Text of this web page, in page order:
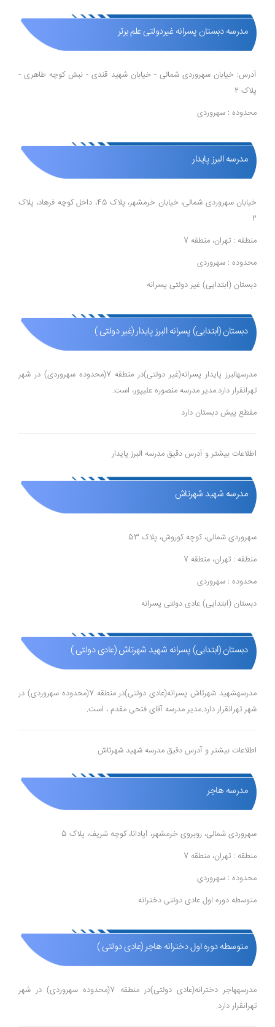
مدرسه دبستان پسرانه غیردولتی علم برتر
آدرس: خیابان سهروردی شمالی - خیابان شهید قندی - نبش کوچه طاهری -
پلاک 2
محدوده : سهروردی
مدرسه البرز پایدار
خیابان سهروردی شمالی، خیابان خرمشهر، پلاک 45، داخل کوچه فرهاد، پلاک
2
منطقه : تهران، منطقه 7
محدوده : سهروردی
دبستان (ابتدایی) غیر دولتی پسرانه
دبستان (ابتدایی) پسرانه البرز پایدار (غیر دولتی )
مدرسهالبرز پایدار پسرانه(غیر دولتی)در منطقه 7(محدوده سهروردی) در شهر
تهرانقرار دارد.مدیر مدرسه منصوره علیپور، است.
مقطع پیش دبستان دارد
اطلاعات بیشتر و آدرس دقیق مدرسه البرز پایدار
مدرسه شهید شهرتاش
سهروردی شمالی، کوچه کوروش، پلاک 53
منطقه : تهران، منطقه 7
محدوده : سهروردی
دبستان (ابتدایی) عادی دولتی پسرانه
دبستان (ابتدایی) پسرانه شهید شهرتاش (عادی دولتی )
مدرسهشهید شهرتاش پسرانه(عادی دولتی)در منطقه 7(محدوده سهروردی) در
شهر تهرانقرار دارد.مدیر مدرسه آقای فتحی مقدم ، است.
اطلاعات بیشتر و آدرس دقیق مدرسه شهید شهرتاش
مدرسه هاجر
سهروردی شمالی، روبروی خرمشهر، آپادانا، کوچه شریف، پلاک 5
منطقه : تهران، منطقه 7
محدوده : سهروردی
متوسطه دوره اول عادی دولتی دخترانه
متوسطه دوره اول دخترانه هاجر (عادی دولتی )
مدرسههاجر دخترانه(عادی دولتی)در منطقه 7(محدوده سهروردی) در شهر
تهرانقرار دارد.